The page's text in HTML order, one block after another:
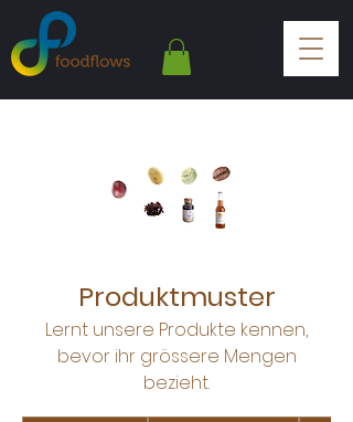
Produktmuster
Lernt unsere Produkte kennen,
bevor ihr grössere Mengen
bezieht.